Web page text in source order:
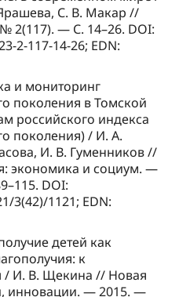
С. В. Макар //
2(117). — С. 14–26. DOI:
2-117-14-26; EDN:
и мониторинг
поколения в Томской
российского индекса
поколения) / И. А.
И. В. Гуменников //
экономика и социум. —
DOI:
3(42)/1121; EDN:
детей как
к
/ И. В. Щекина // Новая
инновации. — 2015. —